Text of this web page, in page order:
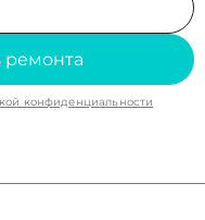
ремонта
конфиденциальности